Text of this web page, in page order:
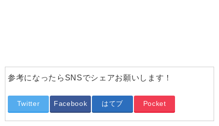
参考になったらSNSでシェアお願いします！
Twitter Facebook はてブ Pocket